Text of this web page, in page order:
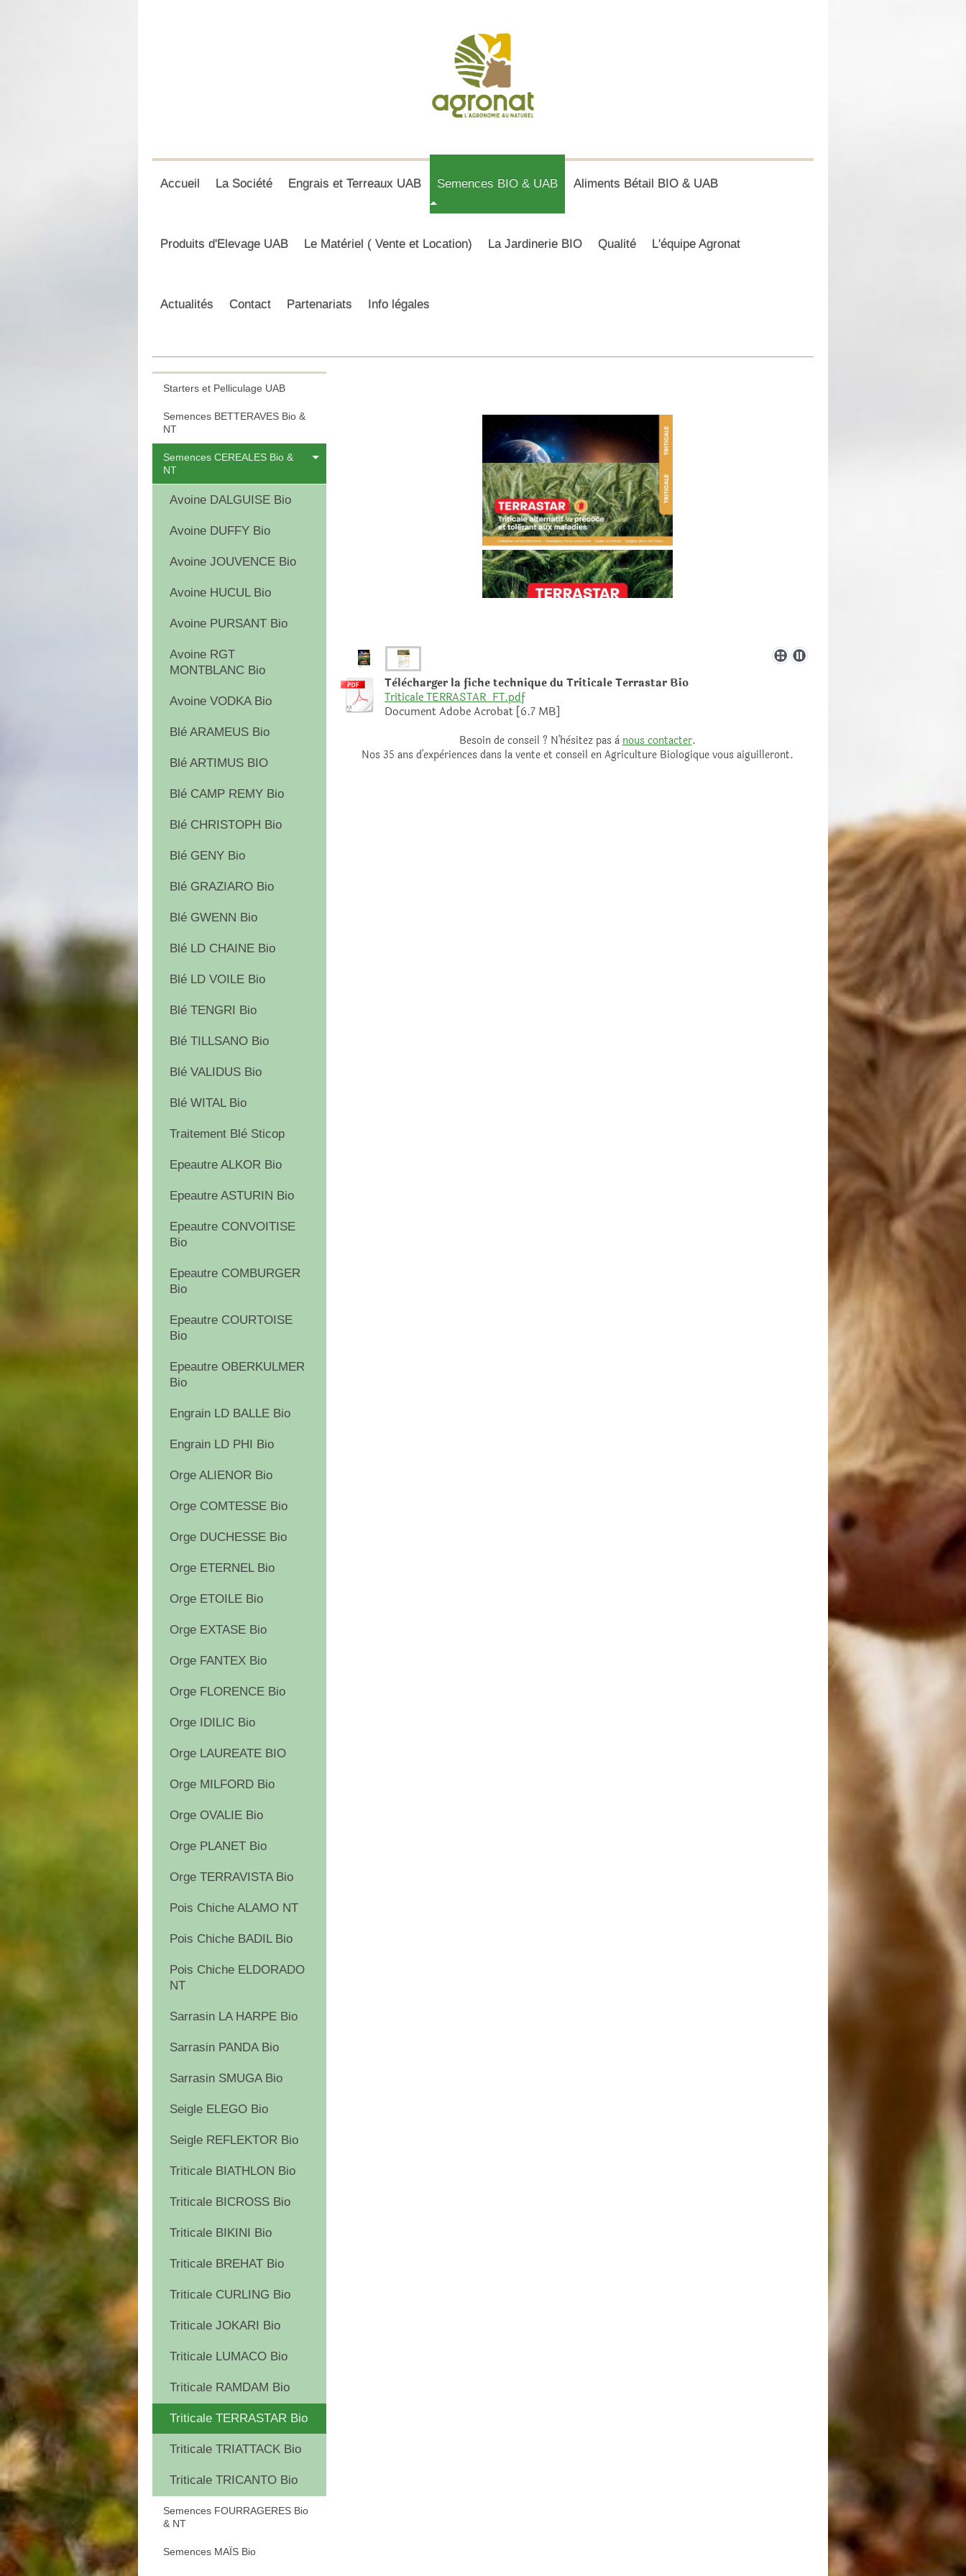
Accueil La Société Engrais et Terreaux UAB Semences BIO & UAB Aliments Bétail BIO & UAB
Produits d'Elevage UAB Le Matériel ( Vente et Location) La Jardinerie BIO Qualité L'équipe Agronat
Actualités Contact Partenariats Info légales
Tèlècharger la fiche technique du Triticale Terrastar Bio
Triticale TERRASTAR_FT.pdf
Document Adobe Acrobat [6.7 MB]
Besoin de conseil ? N'hèsitez pas à nous contacter.
Nos 35 ans d'expèriences dans la vente et conseil en Agriculture Biologique vous aiguilleront.
Starters et Pelliculage UAB
Semences BETTERAVES Bio &
NT
Semences CEREALES Bio &
NT
Avoine DALGUISE Bio
Avoine DUFFY Bio
Avoine JOUVENCE Bio
Avoine HUCUL Bio
Avoine PURSANT Bio
Avoine RGT
MONTBLANC Bio
Avoine VODKA Bio
Blé ARAMEUS Bio
Blé ARTIMUS BIO
Blé CAMP REMY Bio
Blé CHRISTOPH Bio
Blé GENY Bio
Blé GRAZIARO Bio
Blé GWENN Bio
Blé LD CHAINE Bio
Blé LD VOILE Bio
Blé TENGRI Bio
Blé TILLSANO Bio
Blé VALIDUS Bio
Blé WITAL Bio
Traitement Blé Sticop
Epeautre ALKOR Bio
Epeautre ASTURIN Bio
Epeautre CONVOITISE
Bio
Epeautre COMBURGER
Bio
Epeautre COURTOISE
Bio
Epeautre OBERKULMER
Bio
Engrain LD BALLE Bio
Engrain LD PHI Bio
Orge ALIENOR Bio
Orge COMTESSE Bio
Orge DUCHESSE Bio
Orge ETERNEL Bio
Orge ETOILE Bio
Orge EXTASE Bio
Orge FANTEX Bio
Orge FLORENCE Bio
Orge IDILIC Bio
Orge LAUREATE BIO
Orge MILFORD Bio
Orge OVALIE Bio
Orge PLANET Bio
Orge TERRAVISTA Bio
Pois Chiche ALAMO NT
Pois Chiche BADIL Bio
Pois Chiche ELDORADO
NT
Sarrasin LA HARPE Bio
Sarrasin PANDA Bio
Sarrasin SMUGA Bio
Seigle ELEGO Bio
Seigle REFLEKTOR Bio
Triticale BIATHLON Bio
Triticale BICROSS Bio
Triticale BIKINI Bio
Triticale BREHAT Bio
Triticale CURLING Bio
Triticale JOKARI Bio
Triticale LUMACO Bio
Triticale RAMDAM Bio
Triticale TERRASTAR Bio
Triticale TRIATTACK Bio
Triticale TRICANTO Bio
Semences FOURRAGERES Bio
& NT
Semences MAÏS Bio